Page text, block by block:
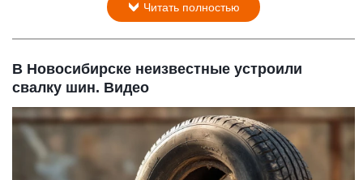
Читать полностью
В Новосибирске неизвестные устроили
свалку шин. Видео